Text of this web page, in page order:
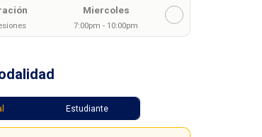
Miercoles
7:00pm - 10:00pm
Estudiante